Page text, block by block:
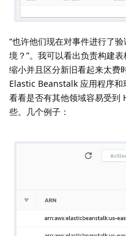
“也许他们现在对事件进行了
境？”。我可以看出负责构建
缩小并且区分新旧看起来太费
Elastic Beanstalk 应用程序和
看看是否有其他领域容易受到
些。几个例子：